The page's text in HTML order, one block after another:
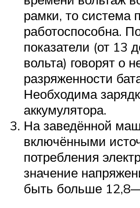
рамки, то система
работоспособна.
показатели (от 13
вольта) говорят о
разряженности
Необходима
аккумулятора.
На заведённой
включёнными
потребления
значение
быть больше